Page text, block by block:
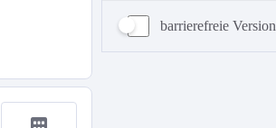
barrierefreie Version